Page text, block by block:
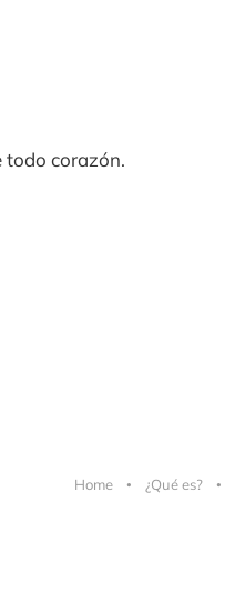
todo corazón.
Home ¿Qué es?